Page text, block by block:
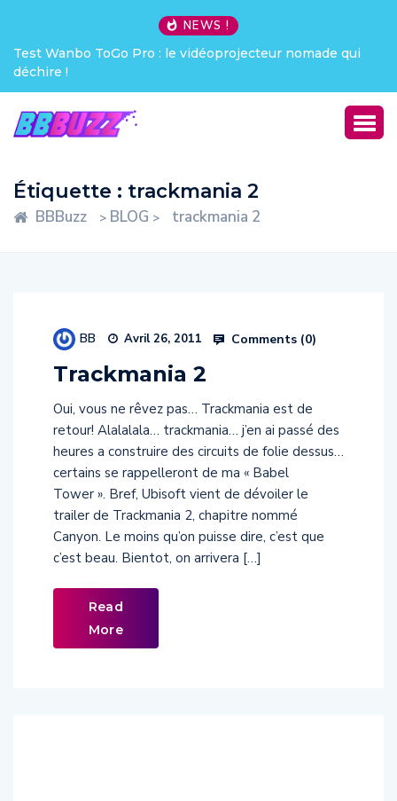
NEWS !
Test Wanbo ToGo Pro : le vidéoprojecteur nomade qui
déchire !
Étiquette : trackmania 2
BBBuzz > BLOG > trackmania 2
BB Avril 26, 2011 Comments (0)
Trackmania 2
Oui, vous ne rêvez pas… Trackmania est de
retour! Alalalala… trackmania… j’en ai passé des
heures a construire des circuits de folie dessus…
certains se rappelleront de ma « Babel
Tower ». Bref, Ubisoft vient de dévoiler le
trailer de Trackmania 2, chapitre nommé
Canyon. Le moins qu’on puisse dire, c’est que
c’est beau. Bientot, on arrivera […]
Read
More